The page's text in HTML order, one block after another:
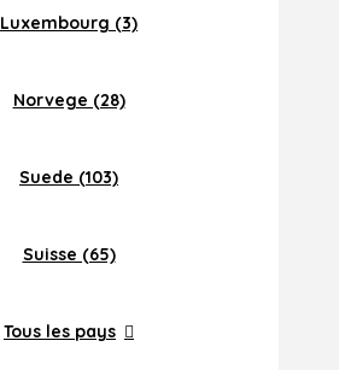
Luxembourg (3)
Norvege (28)
Suede (103)
Suisse (65)
Tous les pays